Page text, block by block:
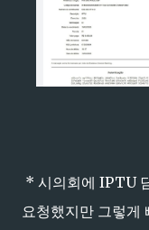
* 시의회에 IPTU
요청했지만 그렇게